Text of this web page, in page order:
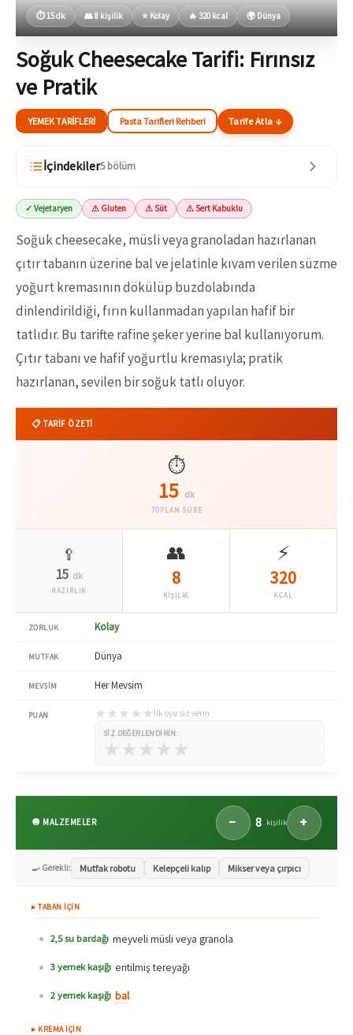
⏱ 15 dk 👥 8 kişilik ⭐ Kolay 🔥 320 kcal 🌍 Dünya
Soğuk Cheesecake Tarifi: Fırınsız
ve Pratik
YEMEK TARIFLERI Pasta Tarifleri Rehberi Tarife Atla ↓
İçindekiler5 bölüm
✓ Vejetaryen ⚠ Gluten ⚠ Süt ⚠ Sert Kabuklu
Soğuk cheesecake, müsli veya granoladan hazırlanan
çıtır tabanın üzerine bal ve jelatinle kıvam verilen süzme
yoğurt kremasının dökülüp buzdolabında
dinlendirildiği, fırın kullanmadan yapılan hafif bir
tatlıdır. Bu tarifte rafine şeker yerine bal kullanıyorum.
Çıtır tabanı ve hafif yoğurtlu kremasıyla; pratik
hazırlanan, sevilen bir soğuk tatlı oluyor.
📋 TARİF ÖZETİ
⏱️
15 dk
TOPLAM SÜRE
🥄
15 dk
HAZIRLIK
👥
8
KİŞİLİK
⚡
320
KCAL
ZORLUK Kolay
MUTFAK Dünya
MEVSIM Her Mevsim
PUAN ★ ★ ★ ★ ★ İlk oyu siz verin
SIZ DEĞERLENDIRIN:
★ ★ ★ ★ ★
🧅 MALZEMELER − 8 kişilik +
🍳 Gerekli: Mutfak robotu Kelepçeli kalıp Mikser veya çırpıcı
▸ TABAN İÇİN
2,5 su bardağı meyveli müsli veya granola
3 yemek kaşığı eritilmiş tereyağı
2 yemek kaşığı bal
▸ KREMA İÇİN